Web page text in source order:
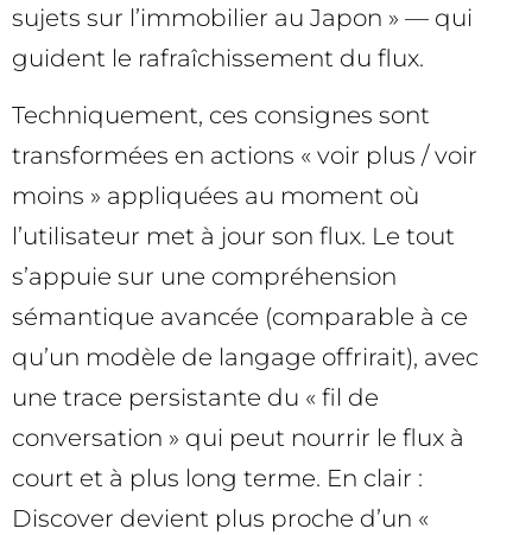
sujets sur l’immobilier au Japon » — qui
guident le rafraîchissement du flux.
Techniquement, ces consignes sont
transformées en actions « voir plus / voir
moins » appliquées au moment où
l’utilisateur met à jour son flux. Le tout
s’appuie sur une compréhension
sémantique avancée (comparable à ce
qu’un modèle de langage offrirait), avec
une trace persistante du « fil de
conversation » qui peut nourrir le flux à
court et à plus long terme. En clair :
Discover devient plus proche d’un «